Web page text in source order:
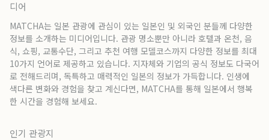
디어
MATCHA는 일본 관광에 관심이 있는 일본인 및 외국인 분들께 다양한
정보를 소개하는 미디어입니다. 관광 명소뿐만 아니라 호텔과 온천, 음
식, 쇼핑, 교통수단, 그리고 추천 여행 모델코스까지 다양한 정보를 최대
10가지 언어로 제공하고 있습니다. 지자체와 기업의 공식 정보도 다국어
로 전해드리며, 독특하고 매력적인 일본의 정보가 가득합니다. 인생에
색다른 변화와 경험을 찾고 계신다면, MATCHA를 통해 일본에서 행복
한 시간을 경험해 보세요.
인기 관광지